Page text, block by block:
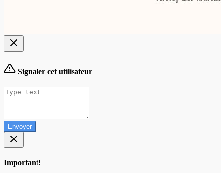
Signaler cet utilisateur
Envoyer
Important!